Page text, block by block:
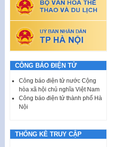
CÔNG BÁO ĐIỆN TỬ
Công báo điện tử nước Cộng
hòa xã hội chủ nghĩa Việt Nam
Công báo điện tử thành phố Hà
Nội
THỐNG KÊ TRUY CẬP